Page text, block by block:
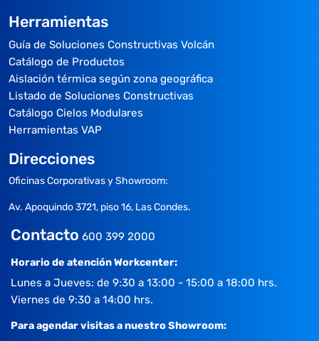
Herramientas
Guía de Soluciones Constructivas Volcán
Catálogo de Productos
Aislación térmica según zona geográfica
Listado de Soluciones Constructivas
Catálogo Cielos Modulares
Herramientas VAP
Direcciones
Oficinas Corporativas y Showroom:
Av. Apoquindo 3721, piso 16, Las Condes.
Contacto 600 399 2000
Horario de atención Workcenter:
Lunes a Jueves: de 9:30 a 13:00 - 15:00 a 18:00 hrs.
Viernes de 9:30 a 14:00 hrs.
Para agendar visitas a nuestro Showroom: